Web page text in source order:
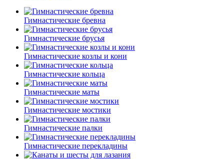
Гимнастические бревна
Гимнастические брусья
Гимнастические козлы и кони
Гимнастические кольца
Гимнастические маты
Гимнастические мостики
Гимнастические палки
Гимнастические перекладины